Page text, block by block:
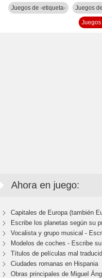
Juegos de -etiqueta- Juegos
Ahora en juego:
Capitales de Europa (también
Escribe los planetas según su
Vocalista y grupo musical -
Modelos de coches - Escribe
Títulos de películas mal
Ciudades romanas en Hispania
Obras principales de Miguel